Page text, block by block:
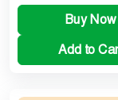
Buy Now
Add to